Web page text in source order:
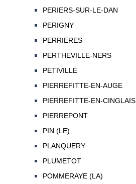
PERIERS-SUR-LE-DAN
PERIGNY
PERRIERES
PERTHEVILLE-NERS
PETIVILLE
PIERREFITTE-EN-AUGE
PIERREFITTE-EN-CINGLAIS
PIERREPONT
PIN (LE)
PLANQUERY
PLUMETOT
POMMERAYE (LA)